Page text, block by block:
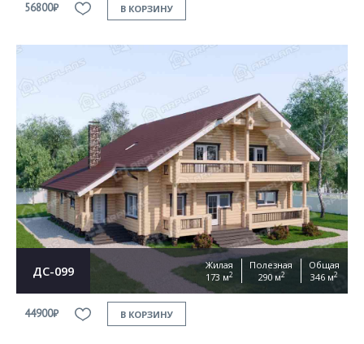
56800₽ В КОРЗИНУ
ДС-099
Жилая
173 м2
Полезная
290 м2
Общая
346 м2
44900₽ В КОРЗИНУ